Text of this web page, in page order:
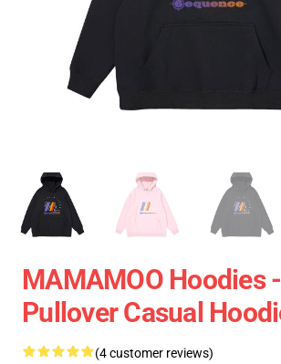
MAMAMOO Hoodies
Pullover Casual
(4 customer reviews)